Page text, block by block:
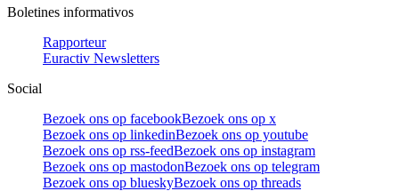
Boletines informativos
Rapporteur
Euractiv Newsletters
Social
Bezoek ons op facebookBezoek ons op x
Bezoek ons op linkedinBezoek ons op youtube
Bezoek ons op rss-feedBezoek ons op instagram
Bezoek ons op mastodonBezoek ons op telegram
Bezoek ons op blueskyBezoek ons op threads